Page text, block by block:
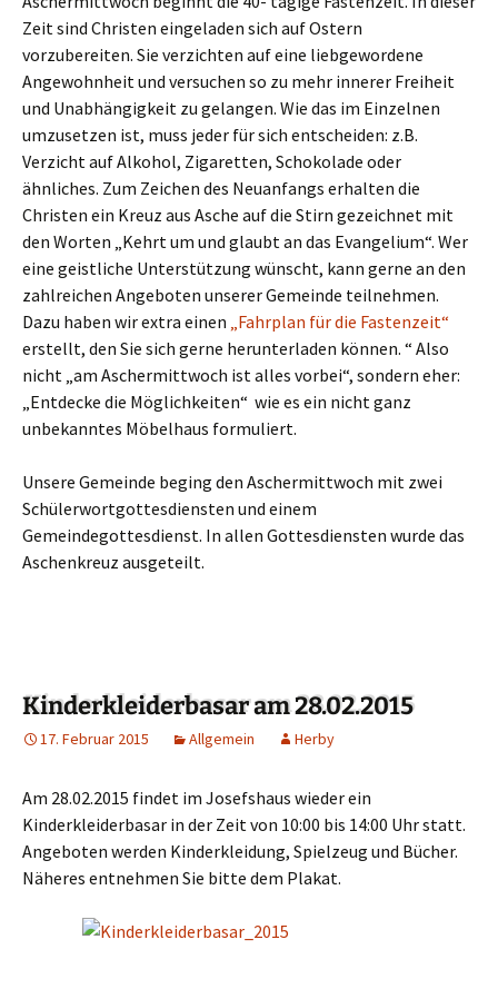
Zeit sind Christen eingeladen sich auf Ostern
vorzubereiten. Sie verzichten auf eine liebgewordene
Angewohnheit und versuchen so zu mehr innerer Freiheit
und Unabhängigkeit zu gelangen. Wie das im Einzelnen
umzusetzen ist, muss jeder für sich entscheiden: z.B.
Verzicht auf Alkohol, Zigaretten, Schokolade oder
ähnliches. Zum Zeichen des Neuanfangs erhalten die
Christen ein Kreuz aus Asche auf die Stirn gezeichnet mit
den Worten „Kehrt um und glaubt an das Evangelium“. Wer
eine geistliche Unterstützung wünscht, kann gerne an den
zahlreichen Angeboten unserer Gemeinde teilnehmen.
Dazu haben wir extra einen „Fahrplan für die Fastenzeit“
erstellt, den Sie sich gerne herunterladen können. “ Also
nicht „am Aschermittwoch ist alles vorbei“, sondern eher:
„Entdecke die Möglichkeiten“ wie es ein nicht ganz
unbekanntes Möbelhaus formuliert.
Unsere Gemeinde beging den Aschermittwoch mit zwei
Schülerwortgottesdiensten und einem
Gemeindegottesdienst. In allen Gottesdiensten wurde das
Aschenkreuz ausgeteilt.
Kinderkleiderbasar am 28.02.2015
17. Februar 2015 Allgemein Herby
Am 28.02.2015 findet im Josefshaus wieder ein
Kinderkleiderbasar in der Zeit von 10:00 bis 14:00 Uhr statt.
Angeboten werden Kinderkleidung, Spielzeug und Bücher.
Näheres entnehmen Sie bitte dem Plakat.